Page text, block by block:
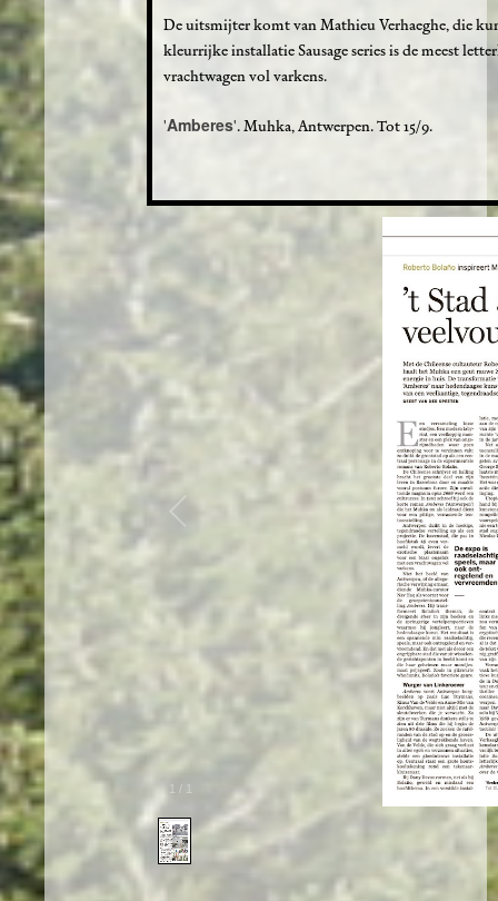
De uitsmijter komt van Mathieu Verhaeghe, die
kleurrijke installatie Sausage series is de meest
vrachtwagen vol varkens.
'Amberes'. Muhka, Antwerpen. Tot 15/9.
1 / 1